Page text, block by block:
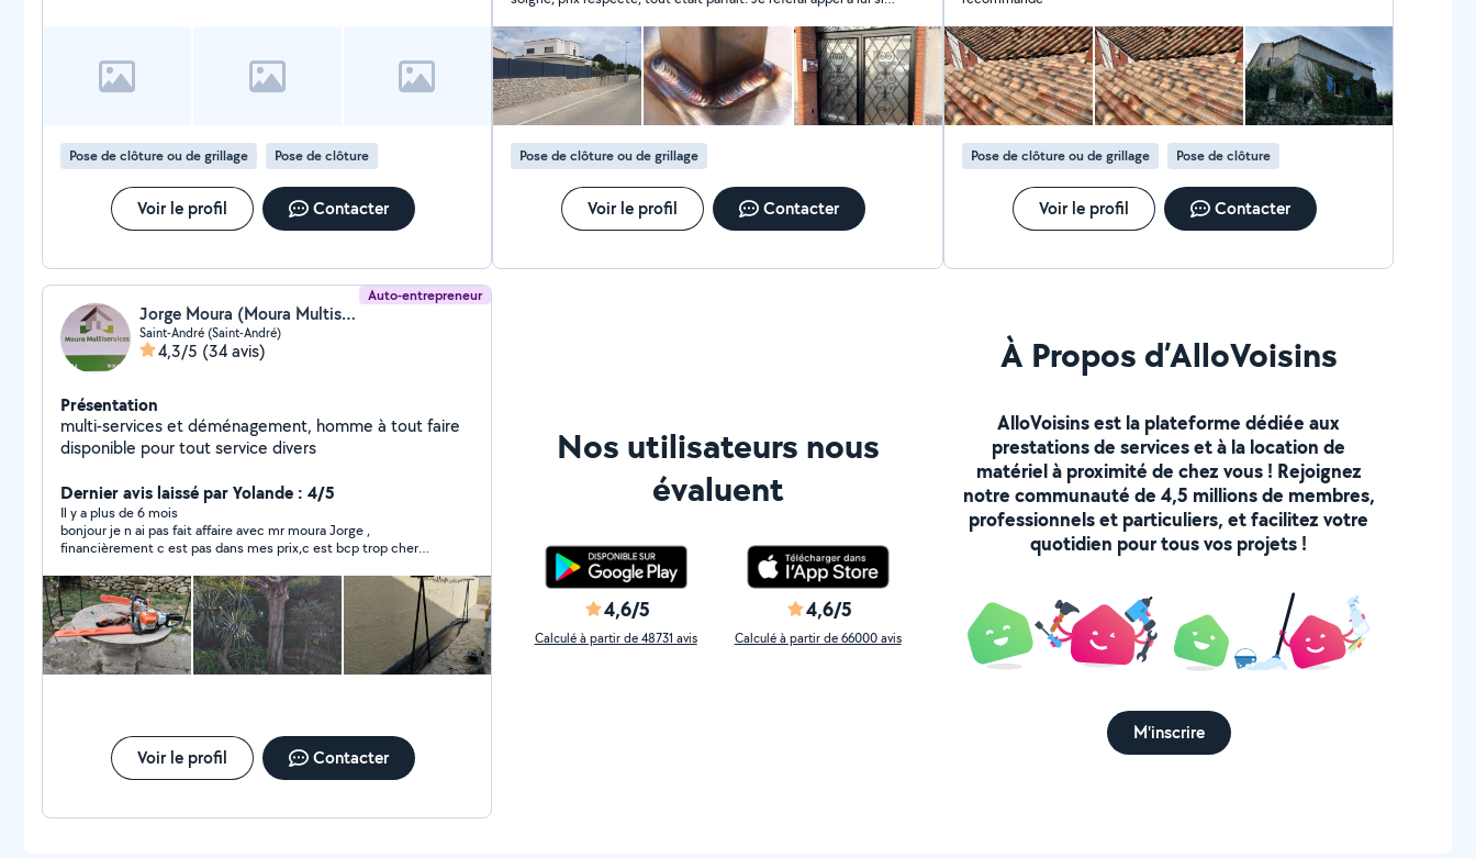
Pose de clôture ou de grillage Pose de clôture
Voir le profil Contacter
Pose de clôture ou de grillage
Voir le profil Contacter
Pose de clôture ou de grillage Pose de clôture
Voir le profil Contacter
Auto-entrepreneur
Jorge Moura (Moura Multiservice)
Saint-André (Saint-André)
4,3/5 (34 avis)
Présentation
multi-services et déménagement, homme à tout faire
disponible pour tout service divers
Dernier avis laissé par Yolande : 4/5
Il y a plus de 6 mois
bonjour je n ai pas fait affaire avec mr moura Jorge ,
financièrement c est pas dans mes prix,c est bcp trop cher
Voir le profil Contacter
Nos utilisateurs nous
évaluent
4,6/5
Calculé à partir de 48731 avis
4,6/5
Calculé à partir de 66000 avis
À Propos d’AlloVoisins
AlloVoisins est la plateforme dédiée aux
prestations de services et à la location de
matériel à proximité de chez vous ! Rejoignez
notre communauté de 4,5 millions de membres,
professionnels et particuliers, et facilitez votre
quotidien pour tous vos projets !
M'inscrire